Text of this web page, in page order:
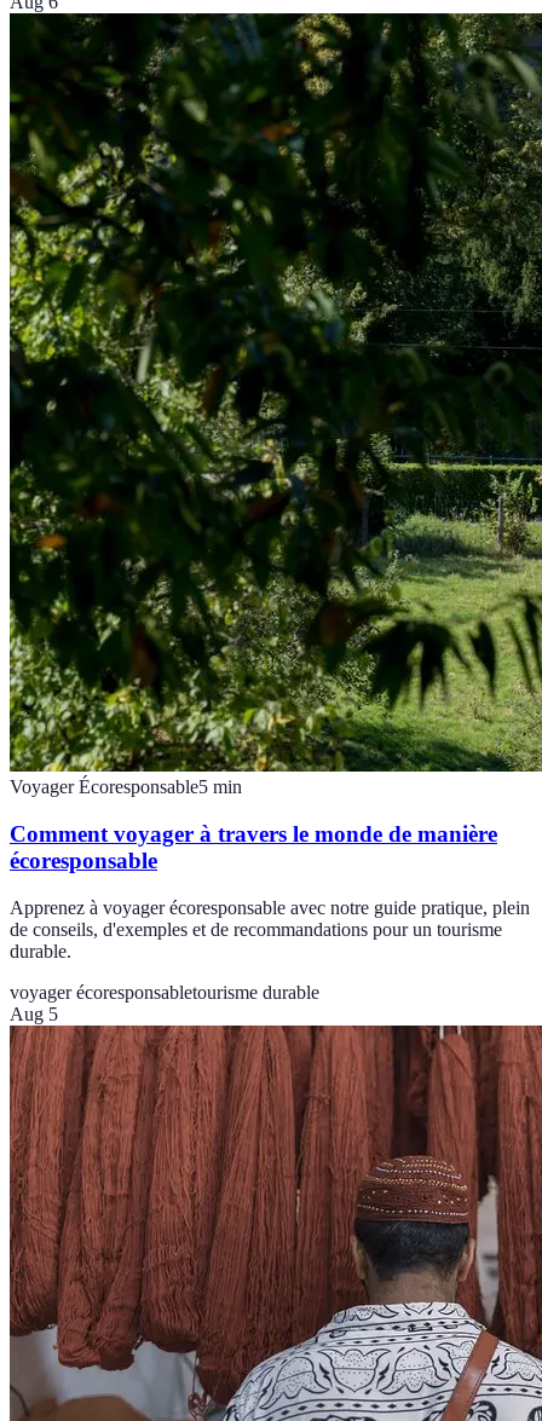
Voyager Écoresponsable5 min
Comment voyager à travers le monde de manière
écoresponsable
Apprenez à voyager écoresponsable avec notre guide pratique, plein
de conseils, d'exemples et de recommandations pour un tourisme
durable.
voyager écoresponsabletourisme durable
Aug 5